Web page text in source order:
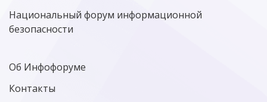
Национальный форум информационной
безопасности
Об Инфофоруме
Контакты